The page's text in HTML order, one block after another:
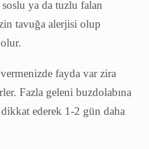
ya da tuzlu falan
tavuğa alerjisi olup
fayda var zira
Fazla geleni buzdolabına
dikkat ederek 1-2 gün daha